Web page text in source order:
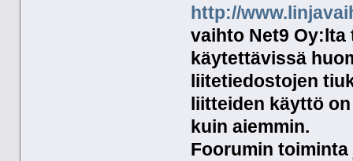
http://
vaihto Net9 Oy:lta
käytettävissä
liitetiedostojen
liitteiden käyttö
kuin aiemmin.
Foorumin